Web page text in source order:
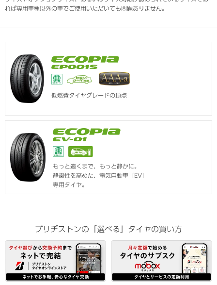
れば専用車種以外の車でご使用いただいても問題ありません。
低燃費タイヤグレードの頂点
もっと遠くまで、もっと静かに。
静粛性を高めた、電気自動車［EV］
専用タイヤ。
ブリヂストンの「選べる」タイヤの買い方